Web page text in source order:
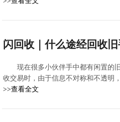
闪回收｜什么途经回收
现在很多小伙伴手中都有闲置的
收交易时，由于信息不对称和不透明
>>查看全文